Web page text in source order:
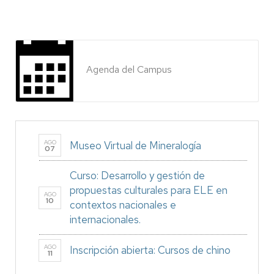
Agenda del Campus
AGO
07 Museo Virtual de Mineralogía
AGO
10
Curso: Desarrollo y gestión de
propuestas culturales para ELE en
contextos nacionales e
internacionales.
AGO
11 Inscripción abierta: Cursos de chino